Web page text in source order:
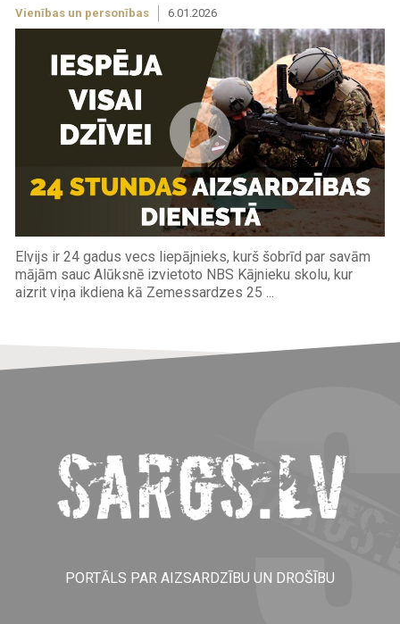
Vienības un personības 6.01.2026
Elvijs ir 24 gadus vecs liepājnieks, kurš šobrīd par savām
mājām sauc Alūksnē izvietoto NBS Kājnieku skolu, kur
aizrit viņa ikdiena kā Zemessardzes 25 ...
PORTĀLS PAR AIZSARDZĪBU UN DROŠĪBU